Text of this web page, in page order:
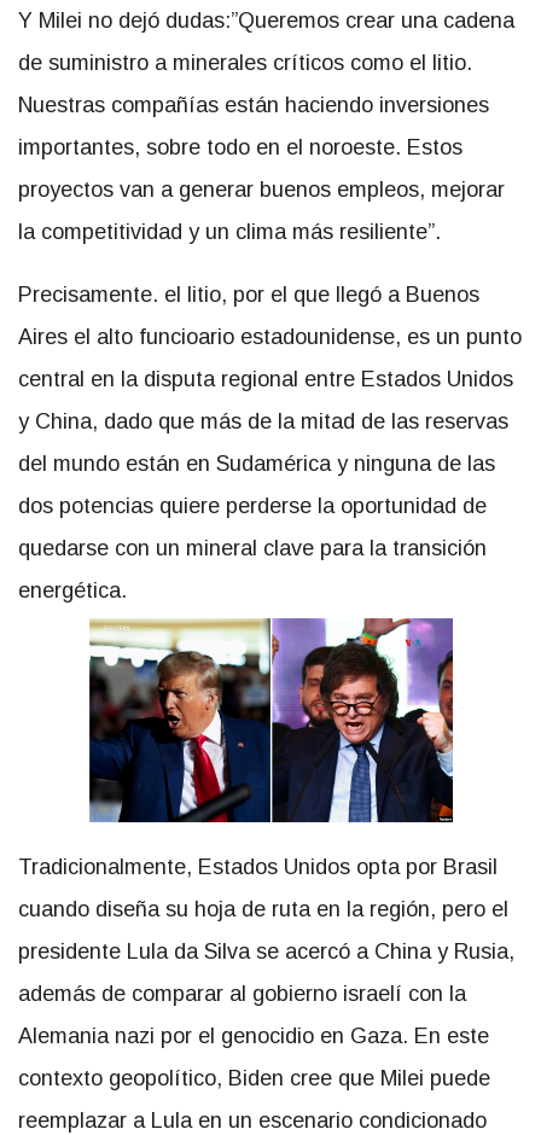
Y Milei no dejó dudas:”Queremos crear una cadena
de suministro a minerales críticos como el litio.
Nuestras compañías están haciendo inversiones
importantes, sobre todo en el noroeste. Estos
proyectos van a generar buenos empleos, mejorar
la competitividad y un clima más resiliente”.
Precisamente. el litio, por el que llegó a Buenos
Aires el alto funcioario estadounidense, es un punto
central en la disputa regional entre Estados Unidos
y China, dado que más de la mitad de las reservas
del mundo están en Sudamérica y ninguna de las
dos potencias quiere perderse la oportunidad de
quedarse con un mineral clave para la transición
energética.
Tradicionalmente, Estados Unidos opta por Brasil
cuando diseña su hoja de ruta en la región, pero el
presidente Lula da Silva se acercó a China y Rusia,
además de comparar al gobierno israelí con la
Alemania nazi por el genocidio en Gaza. En este
contexto geopolítico, Biden cree que Milei puede
reemplazar a Lula en un escenario condicionado